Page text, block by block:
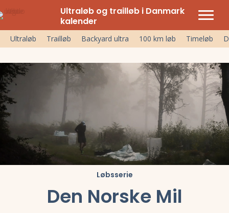
Ultraløb og trailløb i Danmark
kalender
Ultraløb Trailløb Backyard ultra 100 km løb Timeløb
Løbsserie
Den Norske Mil